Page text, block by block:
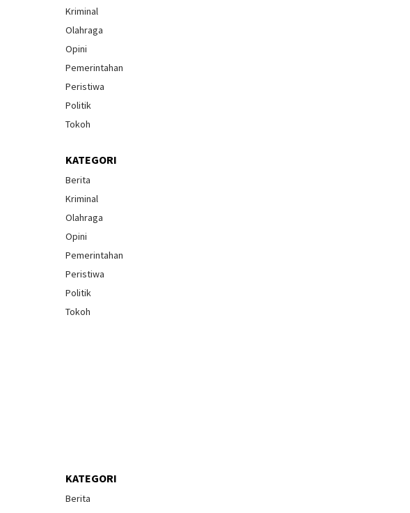
Kriminal
Olahraga
Opini
Pemerintahan
Peristiwa
Politik
Tokoh
KATEGORI
Berita
Kriminal
Olahraga
Opini
Pemerintahan
Peristiwa
Politik
Tokoh
KATEGORI
Berita